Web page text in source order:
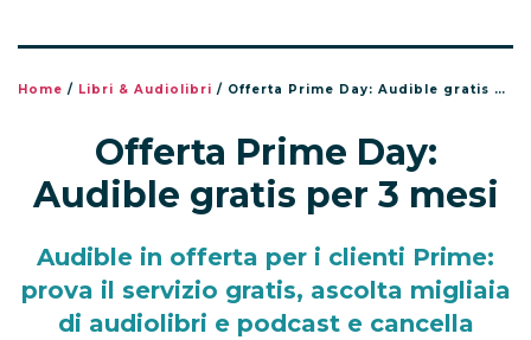
Home / Libri & Audiolibri / Offerta Prime Day: Audible gratis per 3 mesi
Offerta Prime Day:
Audible gratis per 3 mesi
Audible in offerta per i clienti Prime:
prova il servizio gratis, ascolta migliaia
di audiolibri e podcast e cancella